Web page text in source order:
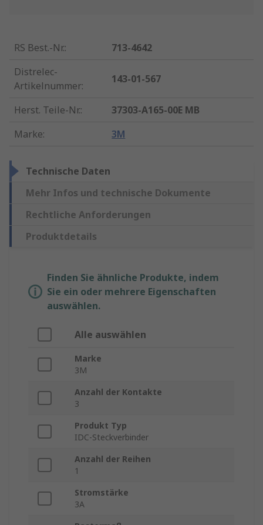
RS Best.-Nr.:
713-4642
Distrelec-
Artikelnummer:
143-01-567
Herst. Teile-Nr.:
37303-A165-00E MB
Marke: 3M
Technische Daten
Mehr Infos und technische Dokumente
Rechtliche Anforderungen
Produktdetails
Finden Sie ähnliche Produkte, indem
Sie ein oder mehrere Eigenschaften
auswählen.
Alle auswählen
Marke
3M
Anzahl der Kontakte
3
Produkt Typ
IDC-Steckverbinder
Anzahl der Reihen
1
Stromstärke
3A